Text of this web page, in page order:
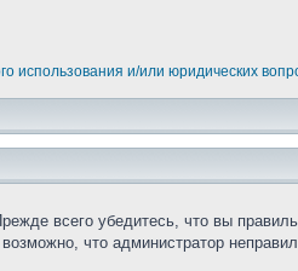
использования и/или юридических
всего убедитесь, что вы
что администратор